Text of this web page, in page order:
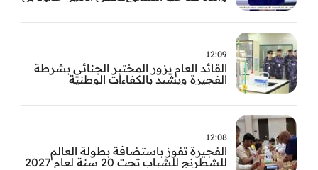
12:09
القائد العام يزور المختبر الجنائي بشرطة
الفجيرة ويشيد بالكفاءات الوطنية
12:08
الفجيرة تفوز باستضافة بطولة العالم
للشطرنج للشباب تحت 20 سنة لعام 2027